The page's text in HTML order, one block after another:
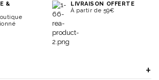
&
LIVRAISON OFFERTE
À partir de 59€